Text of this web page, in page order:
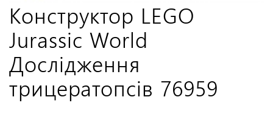
Конструктор LEGO
Jurassic World
Дослідження
трицератопсів 76959